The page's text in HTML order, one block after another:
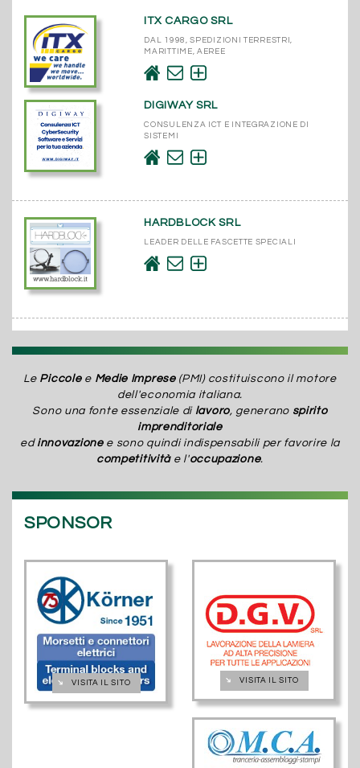
ITX CARGO SRL
DAL 1998, SPEDIZIONI TERRESTRI,
MARITTIME, AEREE
DIGIWAY SRL
CONSULENZA ICT E INTEGRAZIONE DI
SISTEMI
HARDBLOCK SRL
LEADER DELLE FASCETTE SPECIALI
Le Piccolee Medie Imprese(PMI) costituiscono il motore
dell'economia italiana.
Sono una fonte essenziale di lavoro, generano spirito
imprenditoriale
ed innovazionee sono quindi indispensabili per favorire la
competitivitàe l'occupazione.
SPONSOR
➔ VISITA IL SITO ➔ VISITA IL SITO